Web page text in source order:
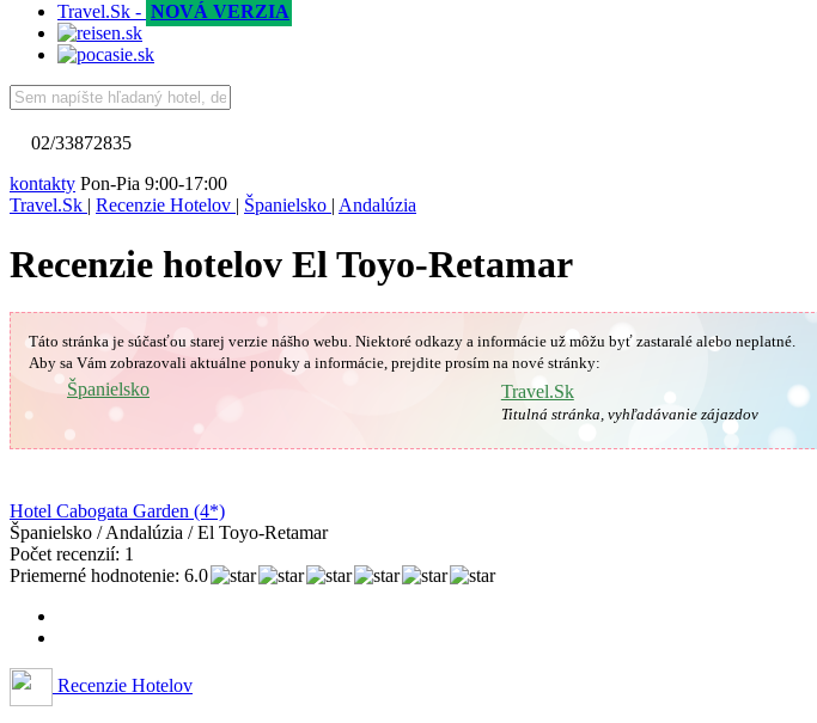
Travel.Sk - NOVÁ VERZIA
02/33872835
kontakty Pon-Pia 9:00-17:00
Travel.Sk | Recenzie Hotelov | Španielsko | Andalúzia
Recenzie hotelov El Toyo-Retamar
Táto stránka je súčasťou starej verzie nášho webu. Niektoré odkazy a informácie už môžu byť zastaralé alebo neplatné.
Aby sa Vám zobrazovali aktuálne ponuky a informácie, prejdite prosím na nové stránky:
🇪🇸 Španielsko Travel.Sk
Titulná stránka, vyhľadávanie zájazdov
Hotel Cabogata Garden (4*)
Španielsko / Andalúzia / El Toyo-Retamar
Počet recenzií: 1
Priemerné hodnotenie: 6.0
Recenzie Hotelov